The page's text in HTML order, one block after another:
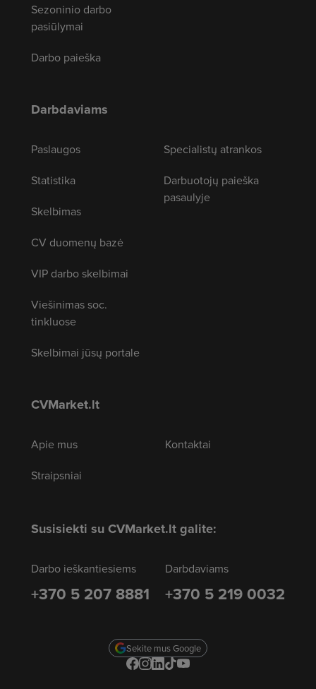
Sezoninio darbo
pasiūlymai
Darbo paieška
Darbdaviams
Paslaugos
Statistika
Skelbimas
CV duomenų bazė
VIP darbo skelbimai
Viešinimas soc.
tinkluose
Skelbimai jūsų portale
Specialistų atrankos
Darbuotojų paieška
pasaulyje
CVMarket.lt
Apie mus
Straipsniai
Kontaktai
Susisiekti su CVMarket.lt galite:
Darbo ieškantiesiems
+370 5 207 8881
Darbdaviams
+370 5 219 0032
Sekite mus Google